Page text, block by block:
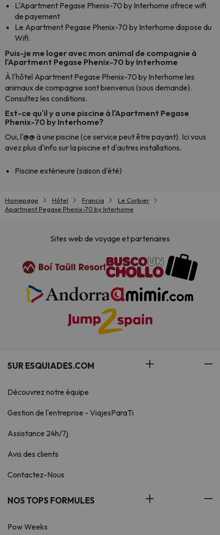
L'Apartment Pegase Phenix-70 by Interhome ofrece wifi
de payement
Le Apartment Pegase Phenix-70 by Interhome dispose du
Wifi.
Puis-je me loger avec mon animal de compagnie à
l'Apartment Pegase Phenix-70 by Interhome
À l'hôtel Apartment Pegase Phenix-70 by Interhome les
animaux de compagnie sont bienvenus (sous demande).
Consultez les conditions.
Est-ce qu'il y a une piscine à l'Apartment Pegase
Phenix-70 by Interhome?
Oui, l'@@ à une piscine (ce service peut être payant). Ici vous
avez plus d'info sur la piscine et d'autres installations.
Piscine extérieure (saison d'été)
Homepage Hôtel Francia
Le Corbier
Apartment Pegase Phenix-70 by Interhome
Sites web de voyage et partenaires
SUR ESQUIADES.COM
Découvrez notre équipe
Gestion de l'entreprise - ViajesParaTi
Assistance 24h/7j
Avis des clients
Contactez-Nous
NOS TOPS FORMULES
Pow Weeks